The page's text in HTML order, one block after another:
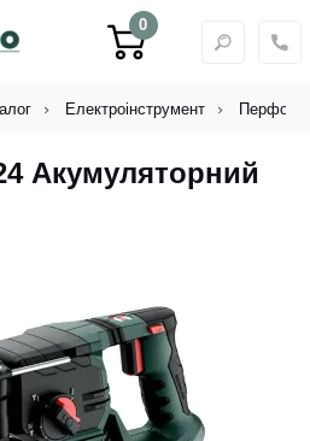
0
Електроінструмент
Акумуляторний